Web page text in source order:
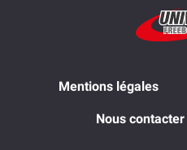
Mentions légales
Nous contacter